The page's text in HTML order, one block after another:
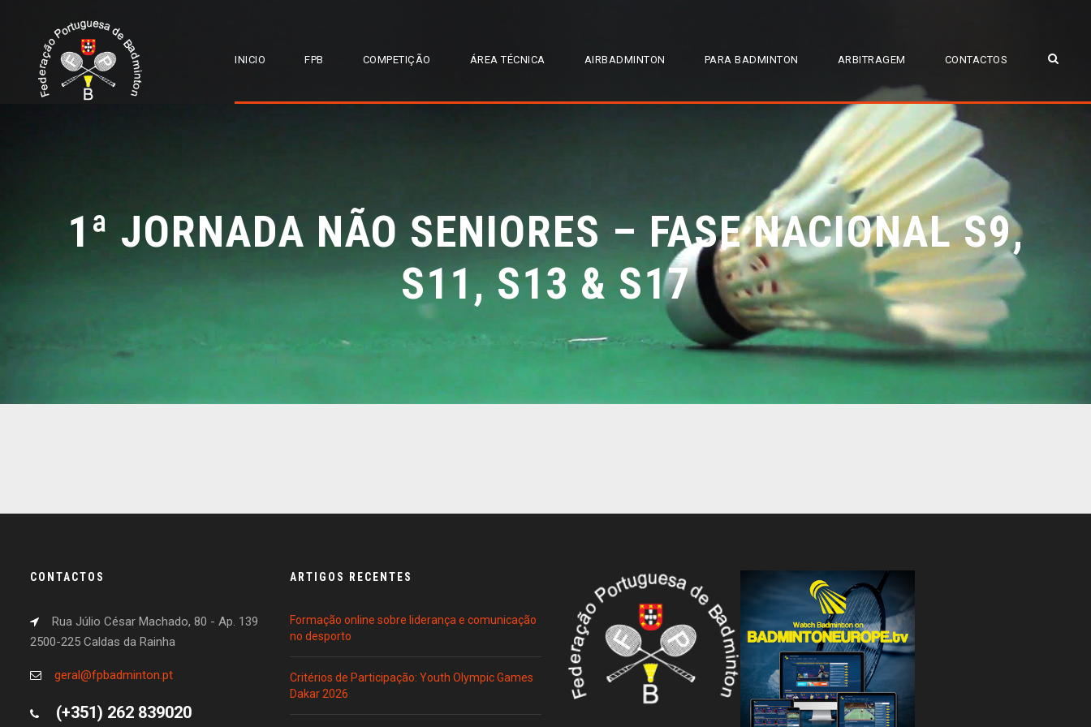
INICIO FPB COMPETIÇÃO ÁREA TÉCNICA AIRBADMINTON PARA BADMINTON ARBITRAGEM CONTACTOS
1ª JORNADA NÃO SENIORES – FASE NACIONAL S9,
S11, S13 & S17
CONTACTOS
Rua Júlio César Machado, 80 - Ap. 139
2500-225 Caldas da Rainha
geral@fpbadminton.pt
(+351) 262 839020
ARTIGOS RECENTES
Formação online sobre liderança e comunicação
no desporto
Critérios de Participação: Youth Olympic Games
Dakar 2026